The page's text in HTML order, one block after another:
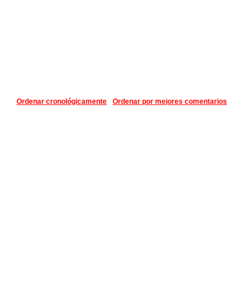
Ordenar por mejores comentarios
Ordenar cronológicamente